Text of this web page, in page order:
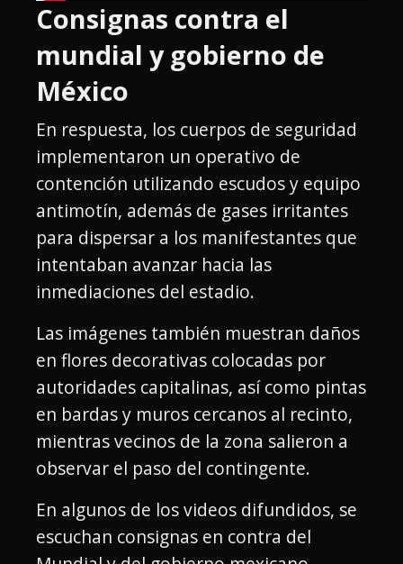
Consignas contra el
mundial y gobierno de
México
En respuesta, los cuerpos de seguridad
implementaron un operativo de
contención utilizando escudos y equipo
antimotín, además de gases irritantes
para dispersar a los manifestantes que
intentaban avanzar hacia las
inmediaciones del estadio.
Las imágenes también muestran daños
en flores decorativas colocadas por
autoridades capitalinas, así como pintas
en bardas y muros cercanos al recinto,
mientras vecinos de la zona salieron a
observar el paso del contingente.
En algunos de los videos difundidos, se
escuchan consignas en contra del